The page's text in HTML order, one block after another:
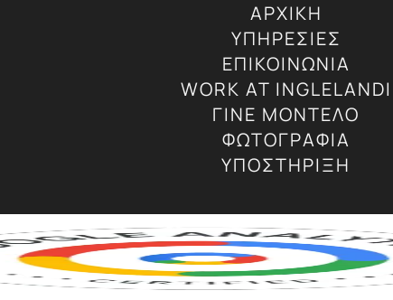
ΑΡΧΙΚΗ
ΥΠΗΡΕΣΙΕΣ
ΕΠΙΚΟΙΝΩΝΙΑ
WORK AT INGLELANDI
ΓΙΝΕ ΜΟΝΤΕΛΟ
ΦΩΤΟΓΡΑΦΙΑ
ΥΠΟΣΤΗΡΙΞΗ